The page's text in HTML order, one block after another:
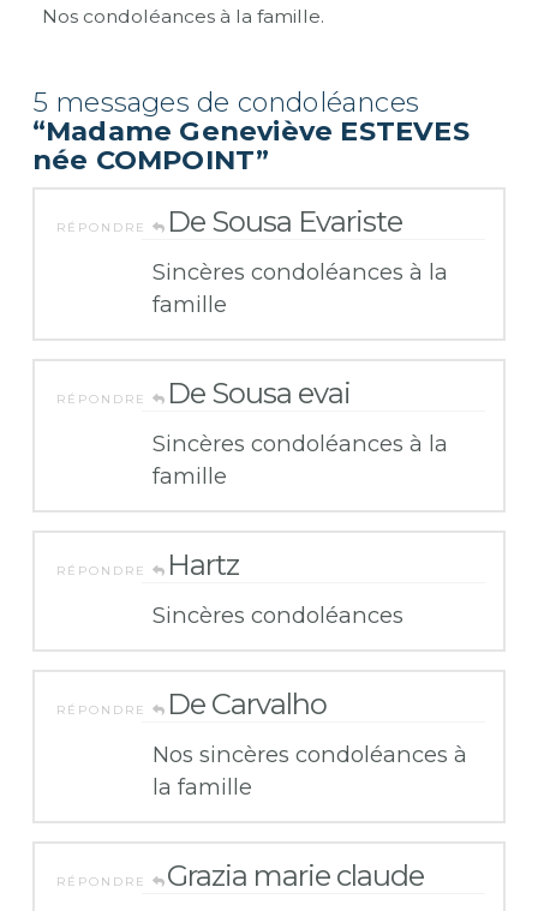
Nos condoléances à la famille.
5 messages de condoléances
“Madame Geneviève ESTEVES
née COMPOINT”
RÉPONDRE De Sousa Evariste
Sincères condoléances à la
famille
RÉPONDRE De Sousa evai
Sincères condoléances à la
famille
RÉPONDRE Hartz
Sincères condoléances
RÉPONDRE De Carvalho
Nos sincères condoléances à
la famille
RÉPONDRE Grazia marie claude